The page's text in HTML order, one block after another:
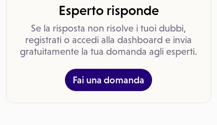
Esperto risponde
Se la risposta non risolve i tuoi dubbi,
registrati o accedi alla dashboard e invia
gratuitamente la tua domanda agli esperti.
Fai una domanda